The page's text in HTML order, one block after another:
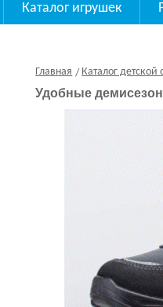
Каталог игрушек
Главная Каталог детской
Удобные